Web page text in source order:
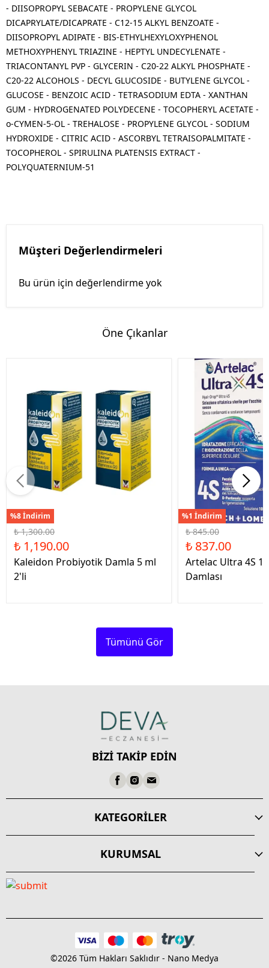
- DIISOPROPYL SEBACATE - PROPYLENE GLYCOL
DICAPRYLATE/DICAPRATE - C12-15 ALKYL BENZOATE -
DIISOPROPYL ADIPATE - BIS-ETHYLHEXYLOXYPHENOL
METHOXYPHENYL TRIAZINE - HEPTYL UNDECYLENATE -
TRIACONTANYL PVP - GLYCERIN - C20-22 ALKYL PHOSPHATE -
C20-22 ALCOHOLS - DECYL GLUCOSIDE - BUTYLENE GLYCOL -
GLUCOSE - BENZOIC ACID - TETRASODIUM EDTA - XANTHAN
GUM - HYDROGENATED POLYDECENE - TOCOPHERYL ACETATE -
o-CYMEN-5-OL - TREHALOSE - PROPYLENE GLYCOL - SODIUM
HYDROXIDE - CITRIC ACID - ASCORBYL TETRAISOPALMITATE -
TOCOPHEROL - SPIRULINA PLATENSIS EXTRACT -
POLYQUATERNIUM-51
Müşteri Değerlendirmeleri
Bu ürün için değerlendirme yok
Öne Çıkanlar
%8 İndirim
₺ 1,300.00
₺ 1,190.00
Kaleidon Probiyotik Damla 5 ml
2'li
%1 İndirim
₺ 845.00
₺ 837.00
Artelac Ultra 4S
Damlası
Tümünü Gör
BİZİ TAKİP EDİN
KATEGORİLER
KURUMSAL
©2026 Tüm Hakları Saklıdır - Nano Medya